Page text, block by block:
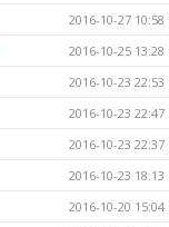
2016-10-27 10:58
2016-10-25 13:28
2016-10-23 22:53
2016-10-23 22:47
2016-10-23 22:37
2016-10-23 18:13
2016-10-20 15:04